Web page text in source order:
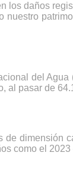
los daños
nuestro
del
al pasar de
dimensión
como el